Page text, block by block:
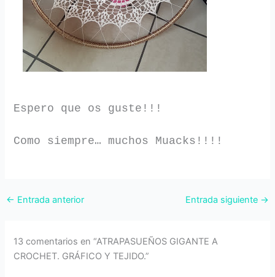
Espero que os guste!!!
Como siempre… muchos Muacks!!!!
← Entrada anterior Entrada siguiente →
13 comentarios en “ATRAPASUEÑOS GIGANTE A
CROCHET. GRÁFICO Y TEJIDO.”